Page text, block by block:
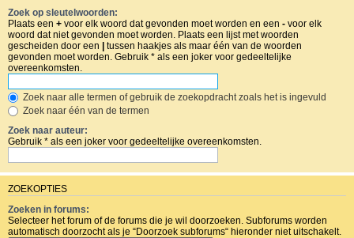
Zoek op sleutelwoorden:
Plaats een + voor elk woord dat gevonden moet worden en een - voor elk
woord dat niet gevonden moet worden. Plaats een lijst met woorden
gescheiden door een | tussen haakjes als maar één van de woorden
gevonden moet worden. Gebruik * als een joker voor gedeeltelijke
overeenkomsten.
Zoek naar alle termen of gebruik de zoekopdracht zoals het is ingevuld
Zoek naar één van de termen
Zoek naar auteur:
Gebruik * als een joker voor gedeeltelijke overeenkomsten.
ZOEKOPTIES
Zoeken in forums:
Selecteer het forum of de forums die je wil doorzoeken. Subforums worden
automatisch doorzocht als je “Doorzoek subforums“ hieronder niet uitschakelt.